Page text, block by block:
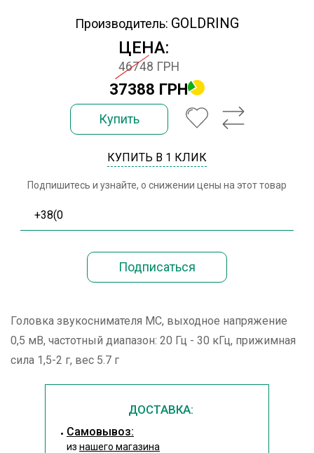
Производитель: GOLDRING
ЦЕНА:
46748 ГРН
37388 ГРН
Купить
КУПИТЬ В 1 КЛИК
Подпишитесь и узнайте, о снижении цены на этот товар
Головка звукоснимателя МС, выходное напряжение
0,5 мВ, частотный диапазон: 20 Гц - 30 кГц, прижимная
сила 1,5-2 г, вес 5.7 г
ДОСТАВКА:
Cамовывоз:
из нашего магазина